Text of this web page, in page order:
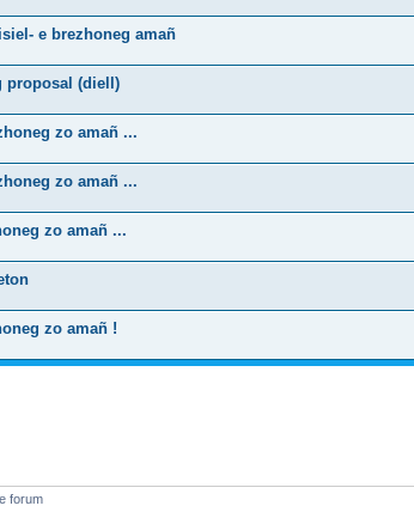
e brezhoneg amañ
proposal (diell)
zo amañ ...
zo amañ ...
zo amañ ...
zo amañ !
forum